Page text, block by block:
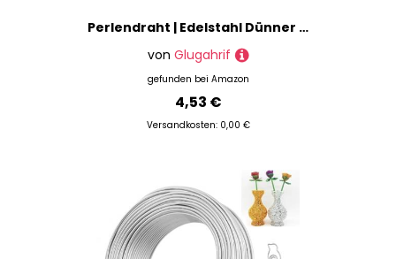
Perlendraht | Edelstahl Dünner Schmuckdraht | Gold Silber Bastelgarn Schmuckdekoration Bastelbedarf für Handarbeiten
von Glugahrif
gefunden bei Amazon
4,53 €
Versandkosten: 0,00 €